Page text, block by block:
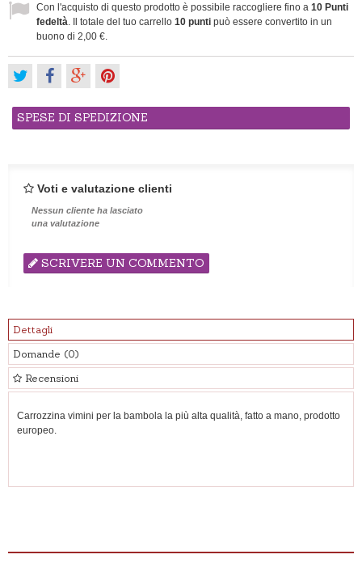
Con l'acquisto di questo prodotto è possibile raccogliere fino a 10 Punti
fedeltà . Il totale del tuo carrello 10 punti può essere convertito in un
buono di 2,00 €
SPESE DI SPEDIZIONE
Voti e valutazione clienti
Nessun cliente ha lasciato
una valutazione
SCRIVERE UN COMMENTO
Dettagli
Domande (0)
Recensioni
Carrozzina vimini per la bambola la più alta qualità, fatto a mano, prodotto
europeo.